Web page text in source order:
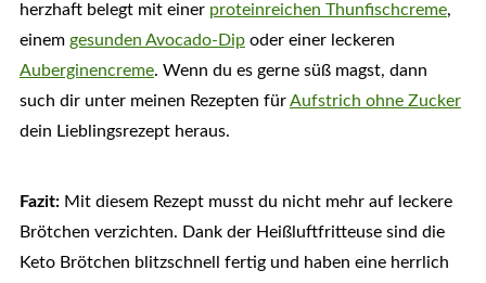
herzhaft belegt mit einer proteinreichen Thunfischcreme,
einem gesunden Avocado-Dipoder einer leckeren
Auberginencreme. Wenn du es gerne süß magst, dann
such dir unter meinen Rezepten fürAufstrich ohne Zucker
dein Lieblingsrezept heraus.
Fazit:Mit diesem Rezept musst du nicht mehr auf leckere
Brötchen verzichten. Dank der Heißluftfritteuse sind die
Keto Brötchen blitzschnell fertig und haben eine herrlich